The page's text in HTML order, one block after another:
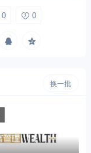
0 0
换一批